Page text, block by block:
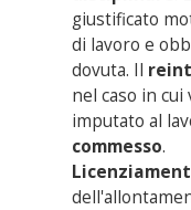
giustificato
di lavoro e
dovuta. Il
nel caso in cui
imputato al
commesso.